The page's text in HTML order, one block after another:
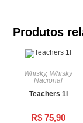
Produtos
Whisky, Whisky
Nacional
Teachers 1l
R$ 75,90